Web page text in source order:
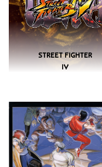
STREET FIGHTER
IV